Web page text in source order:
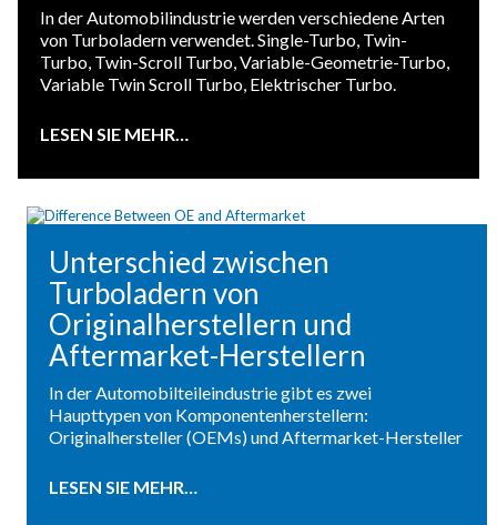
In der Automobilindustrie werden verschiedene Arten
von Turboladern verwendet. Single-Turbo, Twin-
Turbo, Twin-Scroll Turbo, Variable-Geometrie-Turbo,
Variable Twin Scroll Turbo, Elektrischer Turbo.
LESEN SIE MEHR…
Unterschied zwischen
Turboladern von
Originalherstellern und
Aftermarket-Herstellern
In der Automobilteileindustrie gibt es zwei
Haupttypen von Komponentenherstellern:
Originalhersteller (OEMs) und Aftermarket-Hersteller
LESEN SIE MEHR…